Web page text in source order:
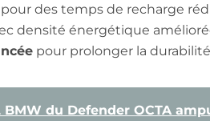
pour des temps de recharge
densité énergétique
pour prolonger la
du Defender OCTA